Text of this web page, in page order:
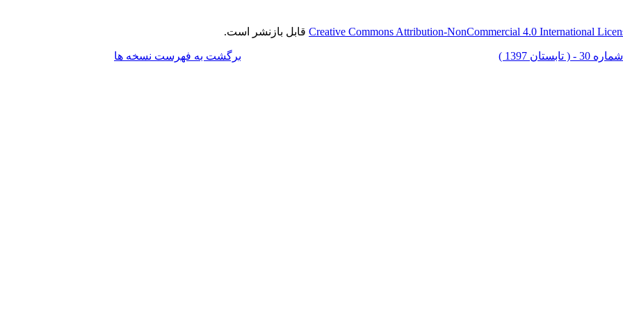
Creative Commons Attribution-NonCommercial 4.0 International قابل بازنشر است.
برگشت به فهرست نسخه ها